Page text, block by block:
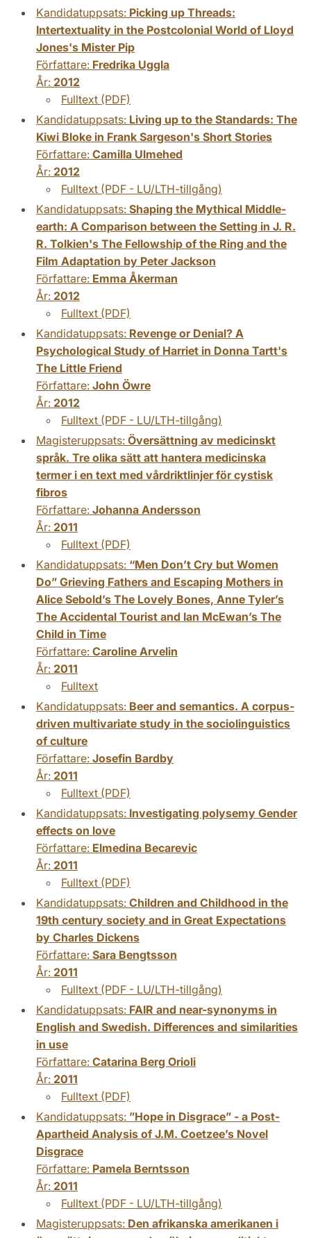
Kandidatuppsats: Picking up Threads:
Intertextuality in the Postcolonial World of Lloyd
Jones's Mister Pip
Författare: Fredrika Uggla
År: 2012
Fulltext (PDF)
Kandidatuppsats: Living up to the Standards: The
Kiwi Bloke in Frank Sargeson's Short Stories
Författare: Camilla Ulmehed
År: 2012
Fulltext (PDF - LU/LTH-tillgång)
Kandidatuppsats: Shaping the Mythical Middle-
earth: A Comparison between the Setting in J. R.
R. Tolkien's The Fellowship of the Ring and the
Film Adaptation by Peter Jackson
Författare: Emma Åkerman
År: 2012
Fulltext (PDF)
Kandidatuppsats: Revenge or Denial? A
Psychological Study of Harriet in Donna Tartt's
The Little Friend
Författare: John Öwre
År: 2012
Fulltext (PDF - LU/LTH-tillgång)
Magisteruppsats: Översättning av medicinskt
språk. Tre olika sätt att hantera medicinska
termer i en text med vårdriktlinjer för cystisk
fibros
Författare: Johanna Andersson
År: 2011
Fulltext (PDF)
Kandidatuppsats: “Men Don’t Cry but Women
Do” Grieving Fathers and Escaping Mothers in
Alice Sebold’s The Lovely Bones, Anne Tyler’s
The Accidental Tourist and Ian McEwan’s The
Child in Time
Författare: Caroline Arvelin
År: 2011
Fulltext
Kandidatuppsats: Beer and semantics. A corpus-
driven multivariate study in the sociolinguistics
of culture
Författare: Josefin Bardby
År: 2011
Fulltext (PDF)
Kandidatuppsats: Investigating polysemy Gender
effects on love
Författare: Elmedina Becarevic
År: 2011
Fulltext (PDF)
Kandidatuppsats: Children and Childhood in the
19th century society and in Great Expectations
by Charles Dickens
Författare: Sara Bengtsson
År: 2011
Fulltext (PDF - LU/LTH-tillgång)
Kandidatuppsats: FAIR and near-synonyms in
English and Swedish. Differences and similarities
in use
Författare: Catarina Berg Orioli
År: 2011
Fulltext (PDF)
Kandidatuppsats: ”Hope in Disgrace” - a Post-
Apartheid Analysis of J.M. Coetzee’s Novel
Disgrace
Författare: Pamela Berntsson
År: 2011
Fulltext (PDF - LU/LTH-tillgång)
Magisteruppsats: Den afrikanska amerikanen i